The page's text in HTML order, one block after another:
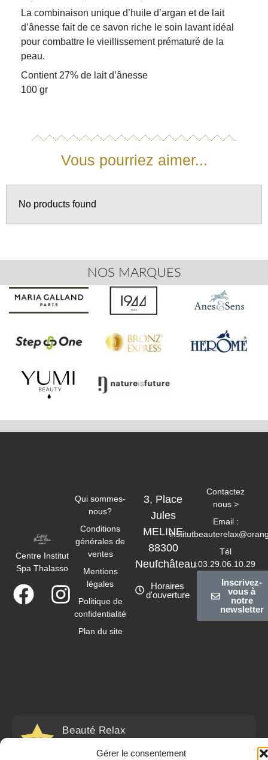
Gérer le consentement
La combinaison unique d’huile d’argan et de lait
d’ânesse fait de ce savon riche le soin lavant idéal
pour combattre le vieillissement prématuré de la
peau.
Contient 27% de lait d’ânesse
100 gr
Vous pourriez aimer...
No products found
NOS MARQUES
Centre Institut
Spa Thalasso
3, Place
Jules
MELINE
88300
Neufchâteau
Horaires
d'ouverture
Contactez
nous >
Email :
Tél
:03.29.06.10.29
Inscrivez-
vous à
notre
newsletter
Qui sommes-
nous?
Conditions
générales de
ventes
Mentions
légales
Politique de
confidentialité
Plan du site
Beauté Relax
évaluation du produit